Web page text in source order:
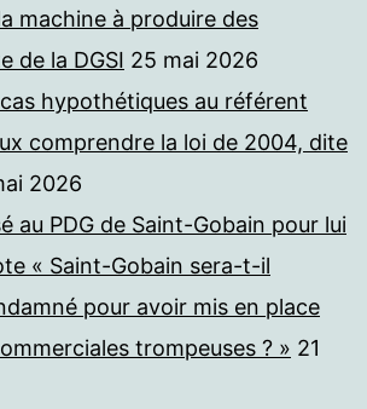
machine à produire des
de la DGSI 25 mai 2026
hypothétiques au référent
comprendre la loi de 2004, dite
2026
au PDG de Saint-Gobain pour lui
« Saint-Gobain sera-t-il
pour avoir mis en place
trompeuses ? » 21